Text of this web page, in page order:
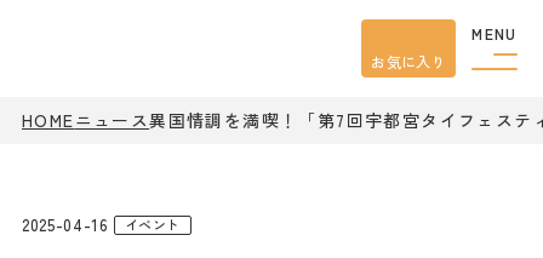
MENU
お気に入り
HOMEニュース異国情調を満喫！「第7回宇都宮タイフェステ
2025-04-16 イベント
観光案内